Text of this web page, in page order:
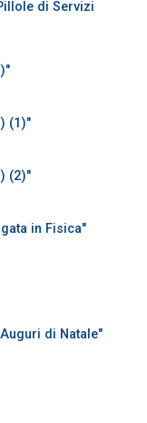
di Servizi
(1)"
(2)"
in Fisica"
di Natale"